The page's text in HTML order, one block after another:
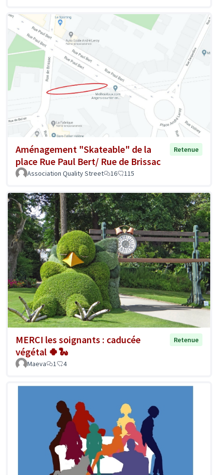
Aménagement "Skateable" de la
place Rue Paul Bert/ Rue de Brissac
Retenue
Association Quality Street 16 115
MERCI les soignants : caducée
végétal 🍀🐍
Retenue
Maeva 1 4